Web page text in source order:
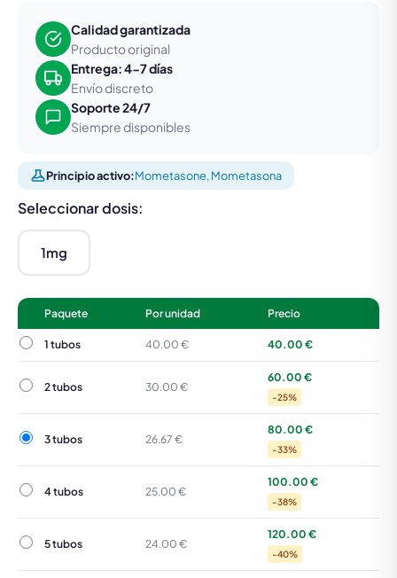
Calidad garantizada
Producto original
Entrega: 4-7 días
Envío discreto
Soporte 24/7
Siempre disponibles
Principio activo:Mometasone, Mometasona
Seleccionar dosis:
1mg
Paquete Por unidad Precio
1 tubos1 tubos 40.00 € 40.00 €
2 tubos2 tubos 30.00 €
60.00 €
-25%
3 tubos3 tubos 26.67 €
80.00 €
-33%
4 tubos4 tubos 25.00 €
100.00 €
-38%
5 tubos5 tubos 24.00 €
120.00 €
-40%